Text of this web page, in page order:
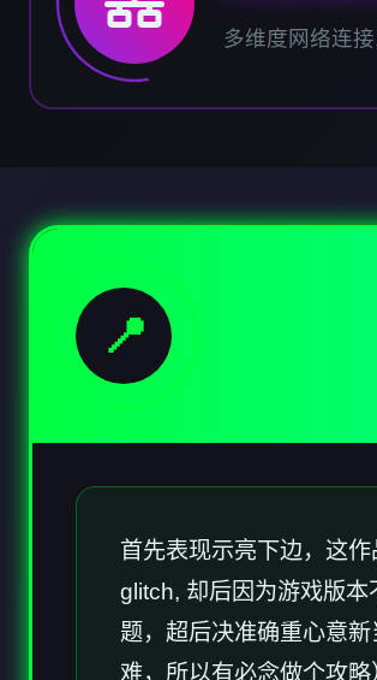
多维度网络连
📍
首先表现示亮下边，这
glitch, 却后因为游戏版
题，超后决准确重心意
难，所以有必念做个攻